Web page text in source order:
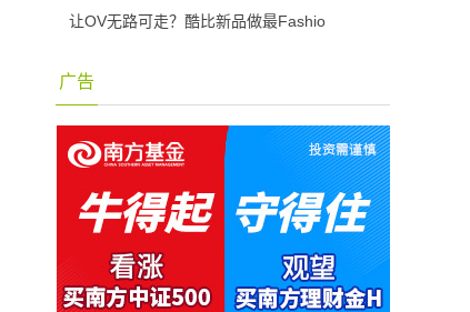
让OV无路可走？酷比新品做最Fashio
广告